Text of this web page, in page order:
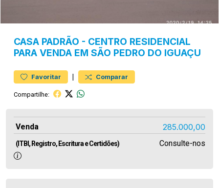
CASA PADRÃO - CENTRO RESIDENCIAL
PARA VENDA EM SÃO PEDRO DO IGUAÇU
Favoritar | Comparar
Compartilhe:
Venda 285.000,00
(ITBI, Registro, Escritura e Certidões) Consulte-nos